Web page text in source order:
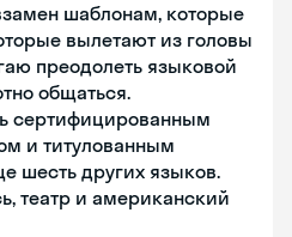
шаблонам, которые
вылетают из головы
преодолеть языковой
общаться.
сертифицированным
и титулованным
шесть других языков.
театр и американский